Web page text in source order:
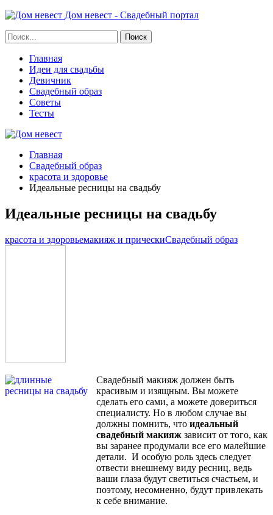
Дом невест - Свадебный портал
Главная
Идеи для свадьбы
Девичник
Свадебный образ
Советы
Тесты
Главная
Свадебный образ
красота и здоровье
Идеальные ресницы на свадьбу
Идеальные ресницы на свадьбу
красота и здоровьемакияж и прическиСвадебный образ
Свадебный макияж должен быть
красивым и изящным. Вы можете
сделать его сами, а можете довериться
специалисту. Но в любом случае вы
должны помнить, что идеальный
свадебный макияж зависит от того, как
вы заранее продумали все его малейшие
детали. И особую роль здесь следует
отвести внешнему виду ресниц, ведь
ваши глаза будут светиться счастьем, и
поэтому, несомненно, будут привлекать
к себе внимание.